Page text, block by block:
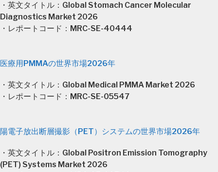
・英文タイトル：Global Stomach Cancer Molecular
Diagnostics Market 2026
・レポートコード：MRC-SE-40444
医療用PMMAの世界市場2026年
・英文タイトル：Global Medical PMMA Market 2026
・レポートコード：MRC-SE-05547
陽電子放出断層撮影（PET）システムの世界市場2026年
・英文タイトル：Global Positron Emission Tomography
(PET) Systems Market 2026